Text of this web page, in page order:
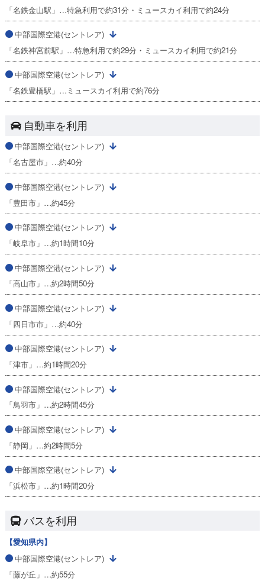
「名鉄金山駅」…特急利用で約31分・ミュースカイ利用で約24分
中部国際空港(セントレア)
「名鉄神宮前駅」…特急利用で約29分・ミュースカイ利用で約21分
中部国際空港(セントレア)
「名鉄豊橋駅」…ミュースカイ利用で約76分
自動車を利用
中部国際空港(セントレア)
「名古屋市」…約40分
中部国際空港(セントレア)
「豊田市」…約45分
中部国際空港(セントレア)
「岐阜市」…約1時間10分
中部国際空港(セントレア)
「高山市」…約2時間50分
中部国際空港(セントレア)
「四日市市」…約40分
中部国際空港(セントレア)
「津市」…約1時間20分
中部国際空港(セントレア)
「鳥羽市」…約2時間45分
中部国際空港(セントレア)
「静岡」…約2時間5分
中部国際空港(セントレア)
「浜松市」…約1時間20分
バスを利用
【愛知県内】
中部国際空港(セントレア)
「藤が丘」…約55分